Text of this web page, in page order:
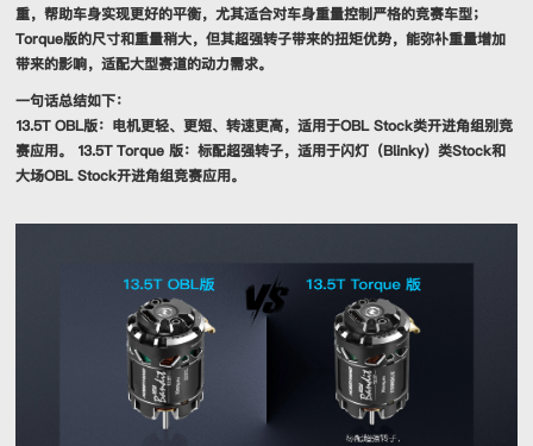
重，帮助车身实现更好的平衡，尤其适合对车身重量控制严格的竞赛车型；
Torque版的尺寸和重量稍大，但其超强转子带来的扭矩优势，能弥补重量增加
带来的影响，适配大型赛道的动力需求。
一句话总结如下：
13.5T OBL版：电机更轻、更短、转速更高，适用于OBL Stock类开进角组别竞
赛应用。 13.5T Torque 版：标配超强转子，适用于闪灯（Blinky）类Stock和
大场OBL Stock开进角组竞赛应用。